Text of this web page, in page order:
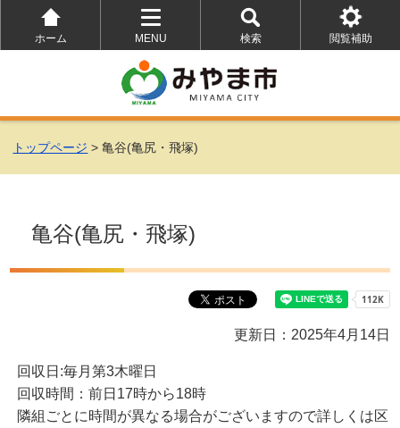
ホーム
MENU
を
開
く
検索
を
開
く
閲覧補助
を
トップページ > 亀谷(亀尻・飛塚)
亀谷(亀尻・飛塚)
更新日：2025年4月14日
回収日:毎月第3木曜日
回収時間：前日17時から18時
隣組ごとに時間が異なる場合がございますので詳しくは区